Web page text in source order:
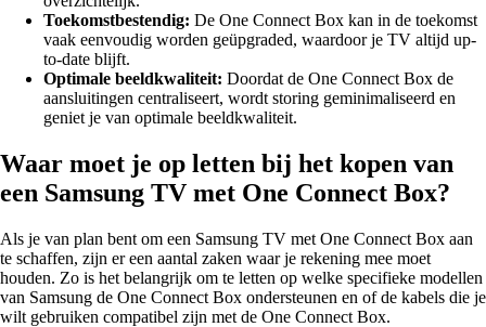
Toekomstbestendig: De One Connect Box kan in de toekomst
vaak eenvoudig worden geüpgraded, waardoor je TV altijd up-
to-date blijft.
Optimale beeldkwaliteit: Doordat de One Connect Box de
aansluitingen centraliseert, wordt storing geminimaliseerd en
geniet je van optimale beeldkwaliteit.
Waar moet je op letten bij het kopen van
een Samsung TV met One Connect Box?
Als je van plan bent om een Samsung TV met One Connect Box aan
te schaffen, zijn er een aantal zaken waar je rekening mee moet
houden. Zo is het belangrijk om te letten op welke specifieke modellen
van Samsung de One Connect Box ondersteunen en of de kabels die je
wilt gebruiken compatibel zijn met de One Connect Box.